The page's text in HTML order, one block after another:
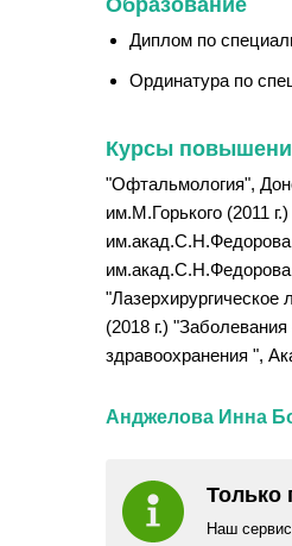
Образование
Диплом по
Ординатура по
Курсы
"Офтальмология",
им.М.Горького (2011
им.акад.С.Н.Федорова
им.акад.С.Н.Федорова
(2018 г.)
здравоохранения ",
Анджелова Инна
Только
Наш